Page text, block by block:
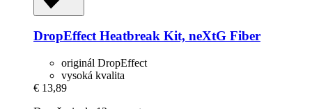
DropEffectHeatbreak Kit, neXtG Fiber
originál DropEffect
vysoká kvalita
€ 13,89